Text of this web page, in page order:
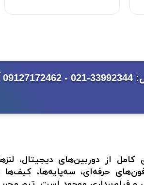
کامل از دوربین‌های دیجیتال،
حرفه‌ای، سه‌پایه‌ها، کیف‌ها